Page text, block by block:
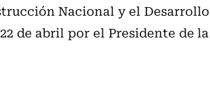
Nacional y el Desarrollo
de abril por el Presidente de la